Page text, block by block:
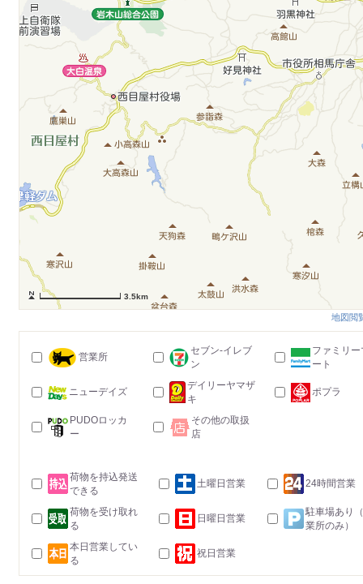
3.5km
地図閲
営業所
セブン-イレブ
ン
ファミリー
ート
ニューデイズ
デイリーヤマザ
キ
ポプラ
PUDOロッカ
ー
その他の取扱
店
荷物を持込発送
できる
土曜日営業 24時間営業
荷物を受け取れ
る
日曜日営業
駐車場あり
業所のみ）
本日営業してい
る
祝日営業